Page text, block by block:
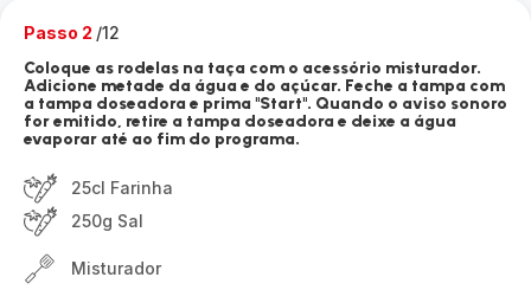
Passo 2 /12
Coloque as rodelas na taça com o acessório misturador.
Adicione metade da água e do açúcar. Feche a tampa com
a tampa doseadora e prima "Start". Quando o aviso sonoro
for emitido, retire a tampa doseadora e deixe a água
evaporar até ao fim do programa.
25cl Farinha
250g Sal
Misturador